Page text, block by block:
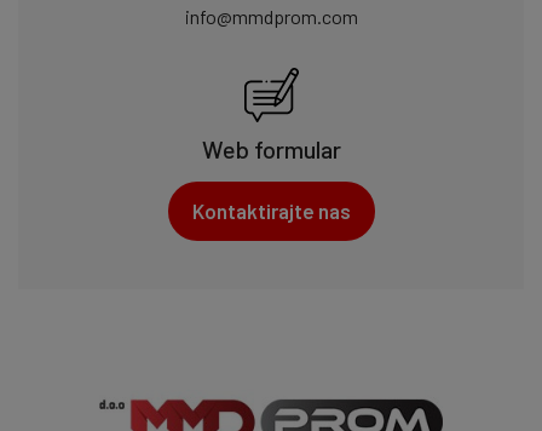
info@mmdprom.com
Web formular
Kontaktirajte nas